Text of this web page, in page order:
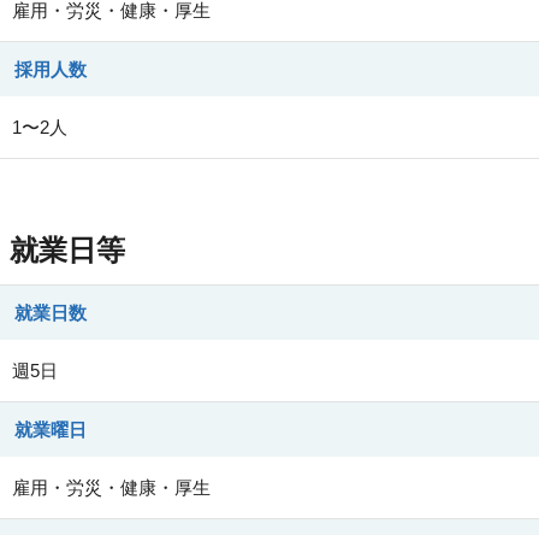
雇用・労災・健康・厚生
採用人数
1〜2人
就業日等
就業日数
週5日
就業曜日
雇用・労災・健康・厚生